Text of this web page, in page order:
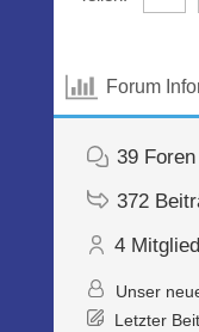
Forum
39 Foren
372
4
Unser
Letzter